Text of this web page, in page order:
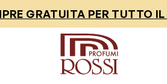
GRATUITA PER TUTTO